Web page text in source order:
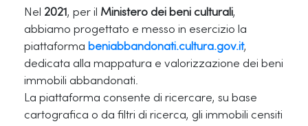
Nel 2021, per il Ministero dei beni culturali,
abbiamo progettato e messo in esercizio la
piattaforma beniabbandonati.cultura.gov.it,
dedicata alla mappatura e valorizzazione dei beni
immobili abbandonati.
La piattaforma consente di ricercare, su base
cartografica o da filtri di ricerca, gli immobili censiti